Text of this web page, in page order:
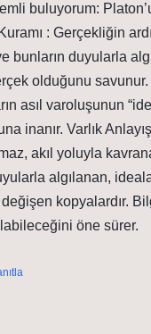
buluyorum:
: Gerçekliğin
bunların duyularla
olduğunu
asıl varoluşunun
inanır. Varlık
akıl yoluyla
algılanan,
kopyalardır.
öne sürer.